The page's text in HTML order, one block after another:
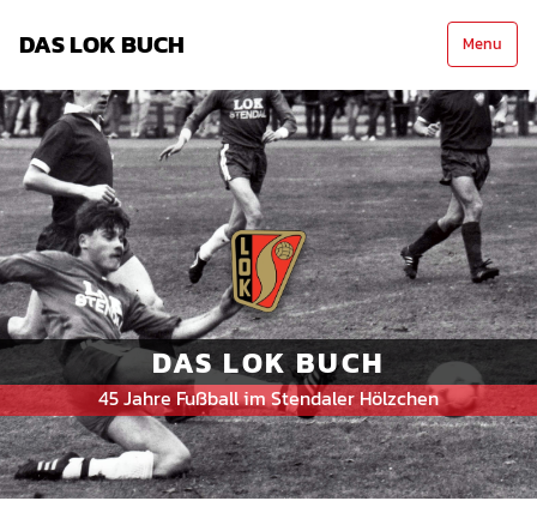
DAS LOK BUCH Menu
DAS LOK BUCH
45 Jahre Fußball im Stendaler Hölzchen